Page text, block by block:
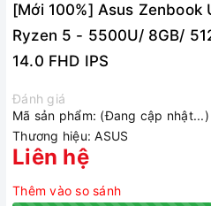
[Mới 100%] Asus Zenbook
Ryzen 5 - 5500U/ 8GB/
14.0 FHD IPS
Đánh giá
Mã sản phẩm: (Đang cập nhật...)
Thương hiệu: ASUS
Liên hệ
Thêm vào so sánh